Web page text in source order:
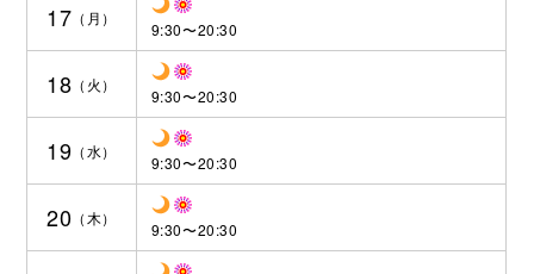
17 9:30〜20:30
18 9:30〜20:30
19 9:30〜20:30
20 9:30〜20:30